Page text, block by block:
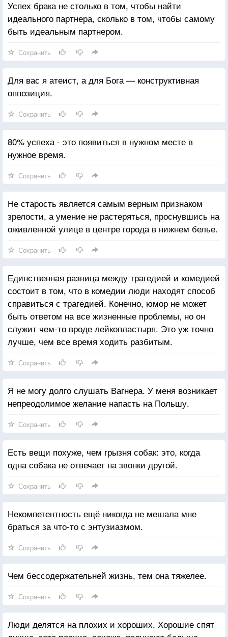
Успех брака не столько в том, чтобы найти
идеального партнера, сколько в том, чтобы самому
быть идеальным партнером.
Сохранить
Для вас я атеист, а для Бога — конструктивная
оппозиция.
Сохранить
80% успеха - это появиться в нужном месте в
нужное время.
Сохранить
Не старость является самым верным признаком
зрелости, а умение не растеряться, проснувшись на
оживленной улице в центре города в нижнем белье.
Сохранить
Единственная разница между трагедией и комедией
состоит в том, что в комедии люди находят способ
справиться с трагедией. Конечно, юмор не может
быть ответом на все жизненные проблемы, но он
служит чем-то вроде лейкопластыря. Это уж точно
лучше, чем все время ходить разбитым.
Сохранить
Я не могу долго слушать Вагнера. У меня возникает
непреодолимое желание напасть на Польшу.
Сохранить
Есть вещи похуже, чем грызня собак: это, когда
одна собака не отвечает на звонки другой.
Сохранить
Некомпетентность ещё никогда не мешала мне
браться за что-то с энтузиазмом.
Сохранить
Чем бессодержательней жизнь, тем она тяжелее.
Сохранить
Люди делятся на плохих и хороших. Хорошие спят